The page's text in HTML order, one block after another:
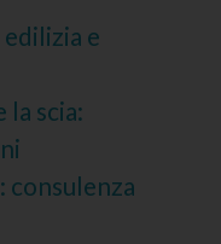
e
la scia:
consulenza